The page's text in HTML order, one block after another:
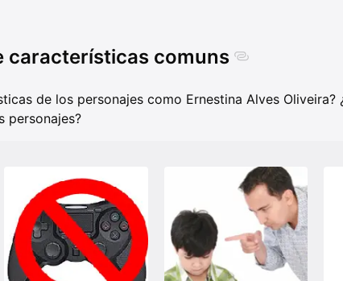
características comuns
de los personajes como Ernestina Alves Oliveira?
personajes?